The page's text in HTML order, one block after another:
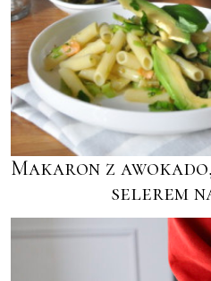
Makaron z
selerem